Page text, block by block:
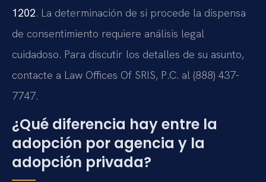
1202. La determinación de si procede la dispensa
de consentimiento requiere análisis legal
cuidadoso. Para discutir los detalles de su asunto,
contacte a Law Offices Of SRIS, P.C. al (888) 437-
7747.
¿Qué diferencia hay entre la
adopción por agencia y la
adopción privada?